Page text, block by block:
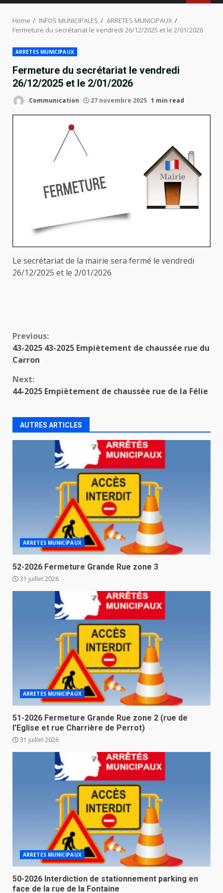
Home INFOS MUNICIPALES
ARRETES MUNICIPAUX
Fermeture du secrétariat le vendredi 26/12/2025 et le 2/01/2026
ARRETES MUNICIPAUX
Fermeture du secrétariat le vendredi
26/12/2025 et le 2/01/2026
Communication 27 novembre 2025 1 min read
Le secrétariat de la mairie sera fermé le vendredi
26/12/2025 et le 2/01/2026
Continue
Reading
Previous:
43-2025 43-2025 Empiètement de chaussée rue du
Carron
Next:
44-2025 Empiètement de chaussée rue de la Félie
AUTRES ARTICLES
ARRETES MUNICIPAUX
52-2026 Fermeture Grande Rue zone 3
31 juillet 2026
ARRETES MUNICIPAUX
51-2026 Fermeture Grande Rue zone 2 (rue de
l’Eglise et rue Charrière de Perrot)
31 juillet 2026
ARRETES MUNICIPAUX
50-2026 Interdiction de stationnement parking en
face de la rue de la Fontaine